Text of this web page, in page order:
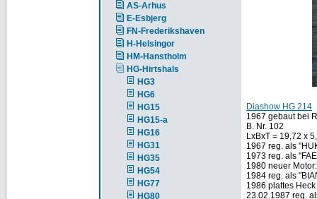
AS-Arhus
E-Esbjerg
FN-Frederikshaven
H-Helsingor
HM-Hanstholm
HG-Hirtshals
HG3
HG6
HG15
HG15-a
HG16
HG31
HG35
HG54
HG77
HG80
Diashow HG 214
1967 gebaut bei
B. Nr. 102
LxBxT = 19,72 x
1967 reg. als
1973 reg. als
1980 neuer
1984 reg. als
1986 plattes
23.02.1987 reg.